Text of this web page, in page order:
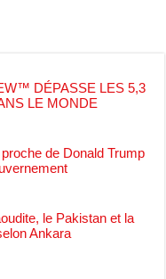
DÉPASSE LES 5,3
LE MONDE
de Donald Trump
le Pakistan et la
Ankara